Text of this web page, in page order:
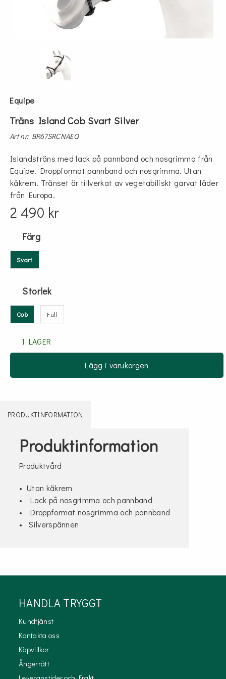
Equipe
Träns Island Cob Svart Silver
Art nr: BR67SRCNAEQ
Islandsträns med lack på pannband och nosgrimma från
Equipe. Droppformat pannband och nosgrimma. Utan
käkrem. Tränset är tillverkat av vegetabiliskt garvat läder
från Europa.
2 490 kr
Färg
Svart
Storlek
Cob Full
I LAGER
Lägg i varukorgen
PRODUKTINFORMATION
Produktinformation
Produktvård
• Utan käkrem
• Lack på nosgrimma och pannband
• Droppformat nosgrimma och pannband
• Silverspännen
HANDLA TRYGGT
Kundtjänst
Kontakta oss
Köpvillkor
Ångerrätt